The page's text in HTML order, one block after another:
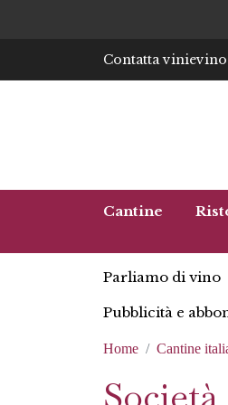
Contatta vinievino
Cantine
Parliamo di vino
Pubblicità e
Home Cantine